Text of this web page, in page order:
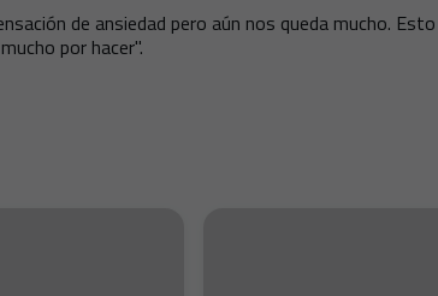
de ansiedad pero aún nos queda mucho.
por hacer".